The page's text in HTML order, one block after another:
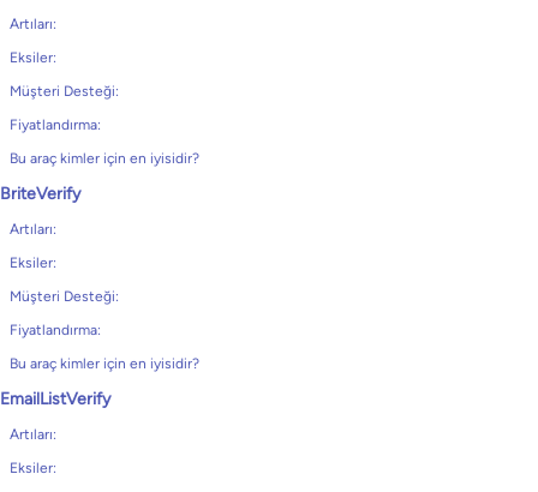
Artıları:
Eksiler:
Müşteri Desteği:
Fiyatlandırma:
Bu araç kimler için en iyisidir?
BriteVerify
Artıları:
Eksiler:
Müşteri Desteği:
Fiyatlandırma:
Bu araç kimler için en iyisidir?
EmailListVerify
Artıları:
Eksiler: